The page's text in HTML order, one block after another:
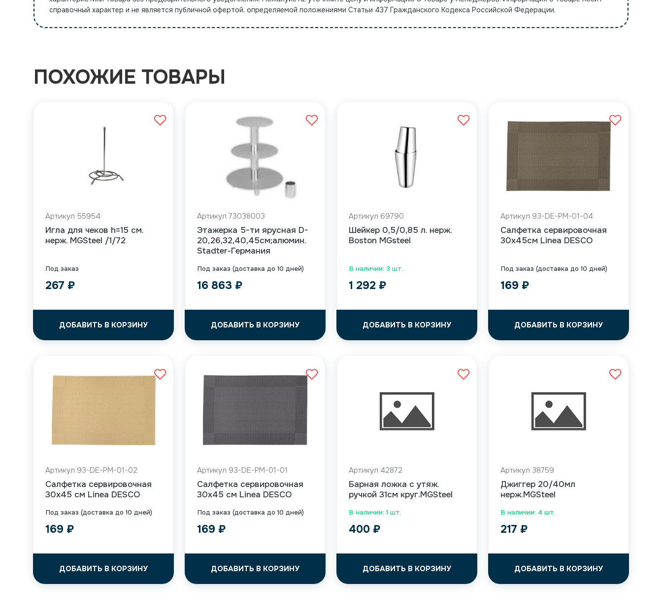
справочный характер и не является публичной офертой, определяемой положениями Статьи 437 Гражданского Кодекса Российской Федерации.
ПОХОЖИЕ ТОВАРЫ
Под заказ
Артикул 55954
Игла для чеков h=15 см.
нерж. MGSteel /1/72
267 ₽
ДОБАВИТЬ В КОРЗИНУ
Под заказ (доставка до 10 дней)
Артикул 73038003
Этажерка 5-ти ярусная D-
20,26,32,40,45см;алюмин.
Stadter-Германия
16 863 ₽
ДОБАВИТЬ В КОРЗИНУ
В наличии: 3 шт.
Артикул 69790
Шейкер 0,5/0,85 л. нерж.
Boston MGsteel
1 292 ₽
ДОБАВИТЬ В КОРЗИНУ
Под заказ (доставка до 10 дней)
Артикул 93-DE-PM-01-04
Салфетка сервировочная
30х45см Linea DESCO
169 ₽
ДОБАВИТЬ В КОРЗИНУ
Под заказ (доставка до 10 дней)
Артикул 93-DE-PM-01-02
Салфетка сервировочная
30х45 см Linea DESCO
169 ₽
ДОБАВИТЬ В КОРЗИНУ
Под заказ (доставка до 10 дней)
Артикул 93-DE-PM-01-01
Салфетка сервировочная
30х45 см Linea DESCO
169 ₽
ДОБАВИТЬ В КОРЗИНУ
В наличии: 1 шт.
Артикул 42872
Барная ложка с утяж.
ручкой 31см круг.MGSteel
400 ₽
ДОБАВИТЬ В КОРЗИНУ
В наличии: 4 шт.
Артикул 38759
Джиггер 20/40мл
нерж.MGSteel
217 ₽
ДОБАВИТЬ В КОРЗИНУ